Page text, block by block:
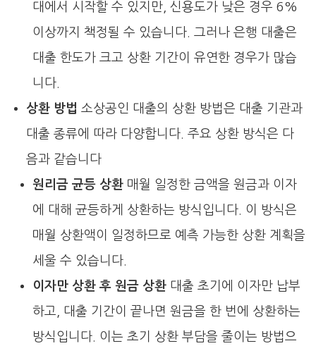
대에서 시작할 수 있지만, 신용도가 낮은 경우 6%
이상까지 책정될 수 있습니다. 그러나 은행 대출은
대출 한도가 크고 상환 기간이 유연한 경우가 많습
니다.
상환 방법 소상공인 대출의 상환 방법은 대출 기관과
대출 종류에 따라 다양합니다. 주요 상환 방식은 다
음과 같습니다
원리금 균등 상환매월 일정한 금액을 원금과 이자
에 대해 균등하게 상환하는 방식입니다. 이 방식은
매월 상환액이 일정하므로 예측 가능한 상환 계획을
세울 수 있습니다.
이자만 상환 후 원금 상환대출 초기에 이자만 납부
하고, 대출 기간이 끝나면 원금을 한 번에 상환하는
방식입니다. 이는 초기 상환 부담을 줄이는 방법으